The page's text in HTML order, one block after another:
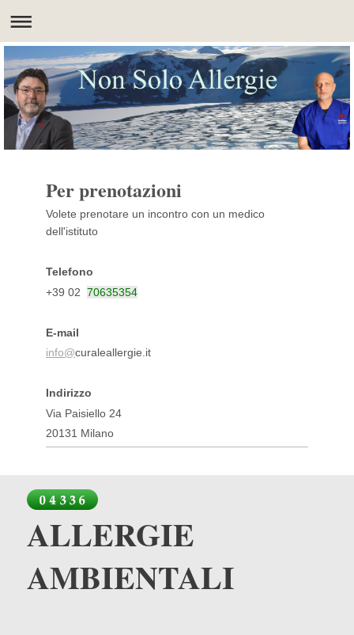
Per prenotazioni
Volete prenotare un incontro con un medico
dell'istituto
Telefono
+39 02 70635354
E-mail
info@curaleallergie.it
Indirizzo
Via Paisiello 24
20131 Milano
ALLERGIE
AMBIENTALI